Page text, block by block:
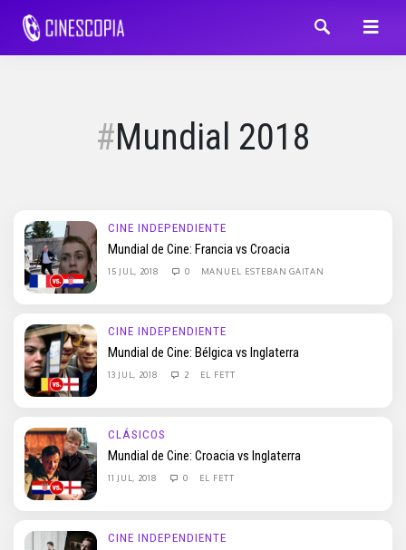
Mundial 2018
CINE INDEPENDIENTE
Mundial de Cine: Francia vs Croacia
15 JUL, 2018 0 MANUEL ESTEBAN GAITAN
CINE INDEPENDIENTE
Mundial de Cine: Bélgica vs Inglaterra
13 JUL, 2018 2 EL FETT
CLÁSICOS
Mundial de Cine: Croacia vs Inglaterra
11 JUL, 2018 0 EL FETT
CINE INDEPENDIENTE